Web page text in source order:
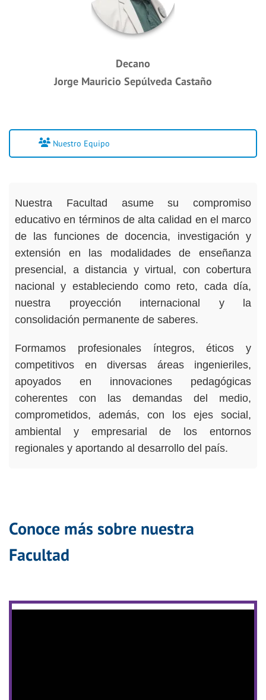
Decano
Jorge Mauricio Sepúlveda Castaño
Nuestro Equipo
Nuestra Facultad asume su compromiso
educativo en términos de alta calidad en el marco
de las funciones de docencia, investigación y
extensión en las modalidades de enseñanza
presencial, a distancia y virtual, con cobertura
nacional y estableciendo como reto, cada día,
nuestra proyección internacional y la
consolidación permanente de saberes.
Formamos profesionales íntegros, éticos y
competitivos en diversas áreas ingenieriles,
apoyados en innovaciones pedagógicas
coherentes con las demandas del medio,
comprometidos, además, con los ejes social,
ambiental y empresarial de los entornos
regionales y aportando al desarrollo del país.
Conoce más sobre nuestra
Facultad